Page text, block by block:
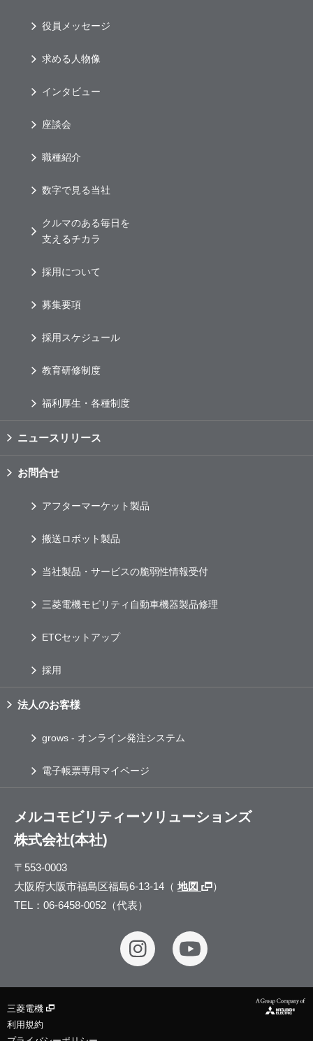
役員メッセージ
求める人物像
インタビュー
座談会
職種紹介
数字で見る当社
クルマのある毎日を
支えるチカラ
採用について
募集要項
採用スケジュール
教育研修制度
福利厚生・各種制度
ニュースリリース
お問合せ
アフターマーケット製品
搬送ロボット製品
当社製品・サービスの脆弱性情報受付
三菱電機モビリティ自動車機器製品修理
ETCセットアップ
採用
法人のお客様
grows - オンライン発注システム
電子帳票専用マイページ
メルコモビリティーソリューションズ
株式会社(本社)
〒553-0003
大阪府大阪市福島区福島6-13-14（ 地図
）
TEL：06-6458-0052（代表）
三菱電機
利用規約